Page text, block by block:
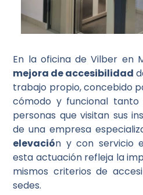
En la oficina de Vilber en
mejora de accesibilidad
trabajo propio, concebido
cómodo y funcional
personas que visitan sus
de una empresa
elevación y con servicio
esta actuación refleja la
mismos criterios de
sedes.